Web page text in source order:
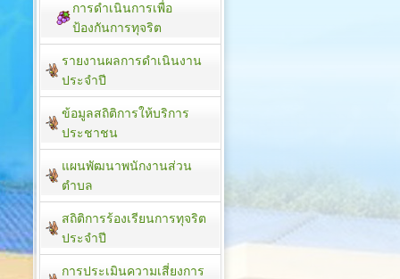
การดำเนินการเพื่อ
ป้องกันการทุจริต
รายงานผลการดำเนินงาน
ประจำปี
ข้อมูลสถิติการให้บริการ
ประชาชน
แผนพัฒนาพนักงานส่วน
ตำบล
สถิติการร้องเรียนการทุจริต
ประจำปี
การประเมินความเสี่ยงการ